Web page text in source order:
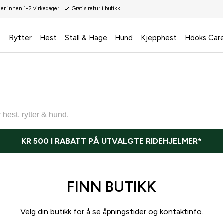
innen 1-2 virkedager Gratis retur i butikk
Rytter Hest Stall & Hage Hund Kjepphest Hööks
KR 500 I RABATT PÅ UTVALGTE RIDEHJELMER*
FINN BUTIKK
Velg din butikk for å se åpningstider og kontaktinfo.